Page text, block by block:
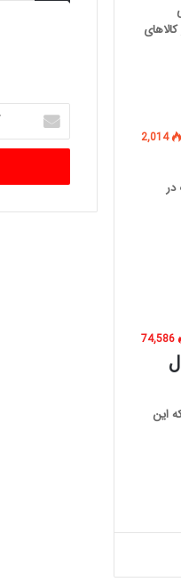
2,014
74,586
این
آدرس
ایمیل
خود
وارد